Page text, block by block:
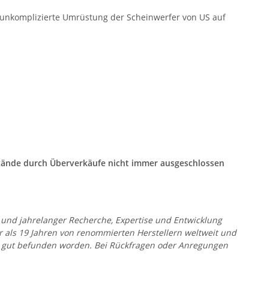
Umrüstung der Scheinwerfer von US auf
durch Überverkäufe nicht immer ausgeschlossen
jahrelanger Recherche, Expertise und Entwicklung
19 Jahren von renommierten Herstellern weltweit und
befunden worden. Bei Rückfragen oder Anregungen